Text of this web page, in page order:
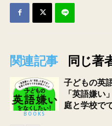
関連記事 同じ著
BOOKS
子どもの英
「英語嫌い
庭と学校で